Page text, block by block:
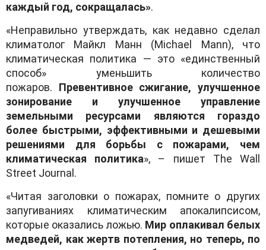
каждый год, сокращалась».
«Неправильно утверждать, как недавно сделал
климатолог Майкл Манн (Michael Mann), что
климатическая политика — это «единственный
способ» уменьшить количество
пожаров. Превентивное сжигание, улучшенное
зонирование и улучшенное управление
земельными ресурсами являются гораздо
более быстрыми, эффективными и дешевыми
решениями для борьбы с пожарами, чем
климатическая политика», – пишет The Wall
Street Journal.
«Читая заголовки о пожарах, помните о других
запугиваниях климатическим апокалипсисом,
которые оказались ложью. Мир оплакивал белых
медведей, как жертв потепления, но теперь, по